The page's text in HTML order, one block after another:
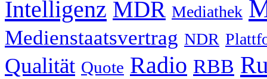
Intelligenz MDR Mediathek
Medienstaatsvertrag NDR
Qualität Quote Radio RBB